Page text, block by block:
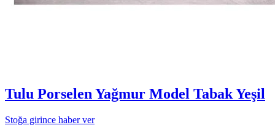
Tulu Porselen Yağmur Model Tabak Yeşil
Stoğa girince haber ver